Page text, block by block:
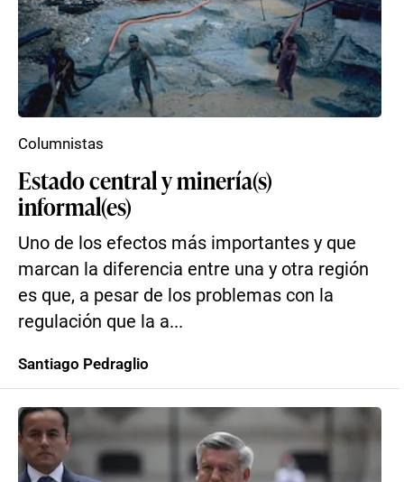
Estado central y minería(s)
informal(es)
Uno de los efectos más importantes y que
marcan la diferencia entre una y otra región
es que, a pesar de los problemas con la
regulación que la a...
Columnistas
Santiago Pedraglio